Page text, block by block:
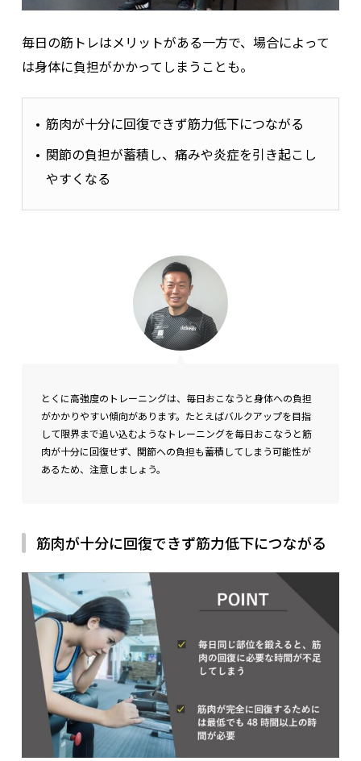
毎日の筋トレはメリットがある一方で、場合によって
は身体に負担がかかってしまうことも。
筋肉が十分に回復できず筋力低下につながる
関節の負担が蓄積し、痛みや炎症を引き起こし
やすくなる
とくに高強度のトレーニングは、毎日おこなうと身体への負担
がかかりやすい傾向があります。たとえばバルクアップを目指
して限界まで追い込むようなトレーニングを毎日おこなうと筋
肉が十分に回復せず、関節への負担も蓄積してしまう可能性が
あるため、注意しましょう。
筋肉が十分に回復できず筋力低下につながる